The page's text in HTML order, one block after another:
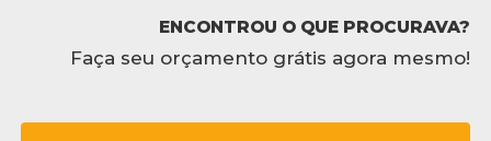
ENCONTROU O QUE PROCURAVA?
Faça seu orçamento grátis agora mesmo!